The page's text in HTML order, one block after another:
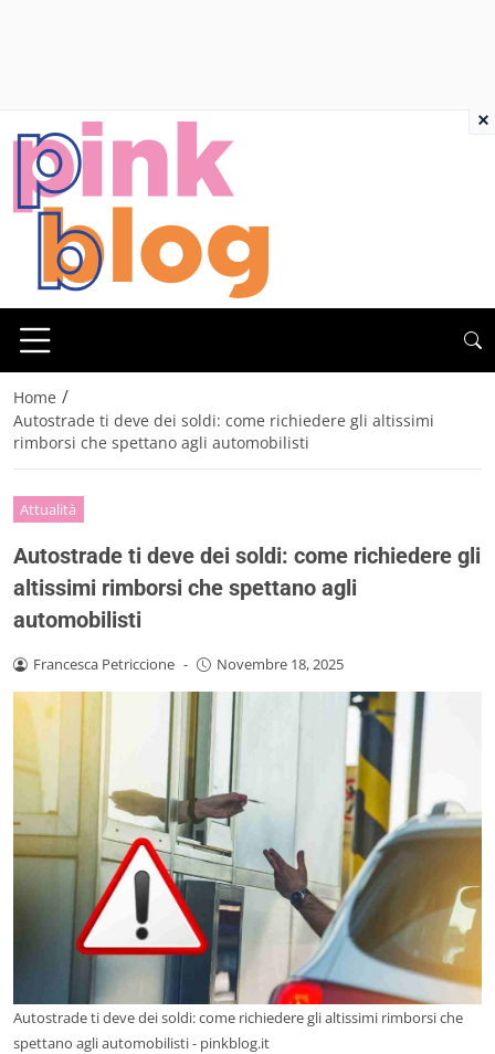
Home /
Autostrade ti deve dei soldi: come richiedere gli altissimi
rimborsi che spettano agli automobilisti
Attualità
Autostrade ti deve dei soldi: come richiedere gli
altissimi rimborsi che spettano agli
automobilisti
Francesca Petriccione - Novembre 18, 2025
Autostrade ti deve dei soldi: come richiedere gli altissimi rimborsi che
spettano agli automobilisti - pinkblog.it
×